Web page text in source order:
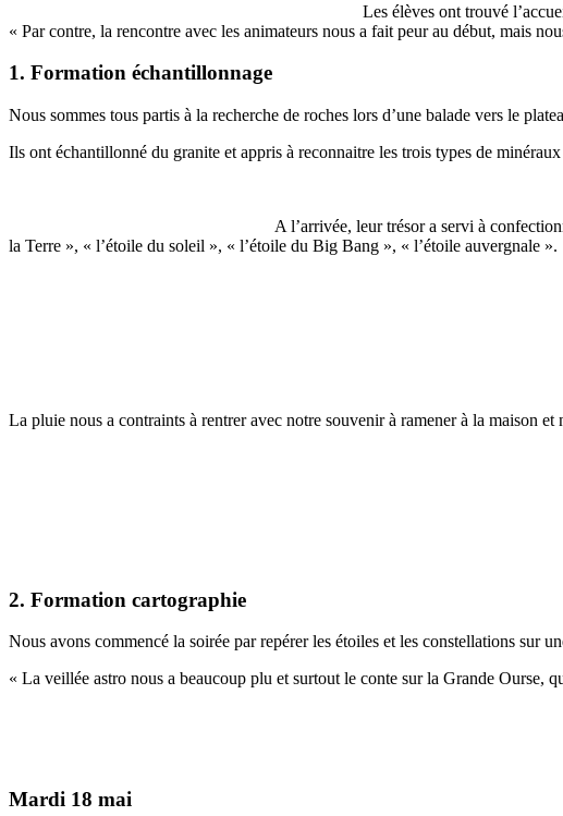
Les élèves ont trouvé
« Par contre, la rencontre avec les animateurs nous a fait peur au début, mais
1. Formation échantillonnage
Nous sommes tous partis à la recherche de roches lors d’une balade vers le
Ils ont échantillonné du granite et appris à reconnaitre les trois types de
A l’arrivée, leur trésor a servi à
la Terre », « l’étoile du soleil », « l’étoile du Big Bang », « l’étoile auvergnale ».
La pluie nous a contraints à rentrer avec notre souvenir à ramener à la maison et
2. Formation cartographie
Nous avons commencé la soirée par repérer les étoiles et les constellations sur
« La veillée astro nous a beaucoup plu et surtout le conte sur la Grande Ourse,
Mardi 18 mai